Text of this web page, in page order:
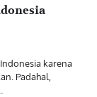
karena
Padahal,